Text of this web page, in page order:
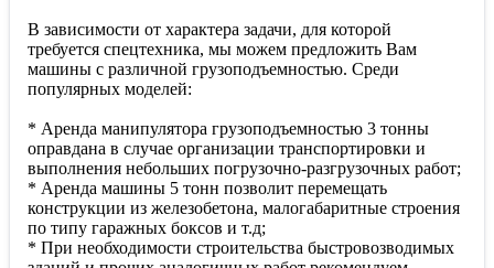
В зависимости от характера задачи, для которой
требуется спецтехника, мы можем предложить Вам
машины с различной грузоподъемностью. Среди
популярных моделей:
* Аренда манипулятора грузоподъемностью 3 тонны
оправдана в случае организации транспортировки и
выполнения небольших погрузочно-разгрузочных работ;
* Аренда машины 5 тонн позволит перемещать
конструкции из железобетона, малогабаритные строения
по типу гаражных боксов и т.д;
* При необходимости строительства быстровозводимых